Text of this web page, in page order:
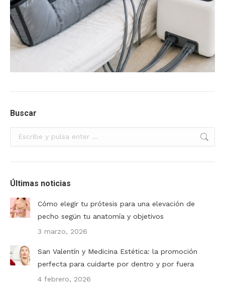
Buscar
Buscar:
Últimas noticias
Cómo elegir tu prótesis para una elevación de
pecho según tu anatomía y objetivos
3 marzo, 2026
San Valentín y Medicina Estética: la promoción
perfecta para cuidarte por dentro y por fuera
4 febrero, 2026